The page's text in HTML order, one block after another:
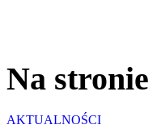
Na stronie
AKTUALNOŚCI